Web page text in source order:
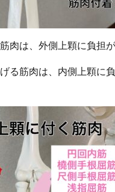
肉は、外側上顆に負担が
る筋肉は、内側上顆に